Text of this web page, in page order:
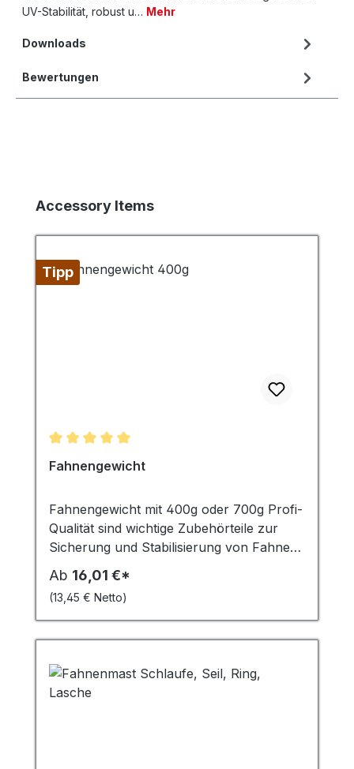
UV-Stabilität, robust u… Mehr
Downloads
Bewertungen
Produktgalerie überspringen
Accessory Items
Tipp
Durchschnittliche Bewertung von 5 von 5 Sternen
Fahnengewicht
Fahnengewicht mit 400g oder 700g Profi-
Qualität sind wichtige Zubehörteile zur
Sicherung und Stabilisierung von Fahnen
und Bannern. Sie fungieren als
Kletterstoppgewicht, das heisst, sie
verhindern, dass die Fahne oder das
Banner sich um den Fahnenmast wickelt.
In stürmischen Windverhältnissen spielen
sie eine entscheidende Rolle, indem sie das
Flattern der Fahne minimieren und
verhindern, dass diese zerrissen wird oder
Ab 16,01 €*
(13,45 € Netto)